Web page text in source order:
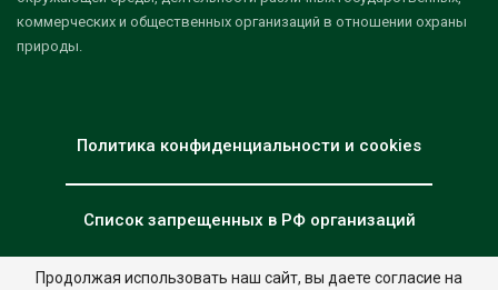
коммерческих и общественных организаций в отношении охраны
природы.
Политика конфиденциальности и cookies
Список запрещенных в РФ организаций
Продолжая использовать наш сайт, вы даете согласие на